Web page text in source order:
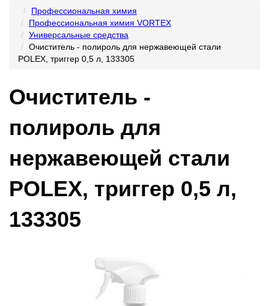
Профессиональная химия
Профессиональная химия VORTEX
Универсальные средства
Очиститель - полироль для нержавеющей стали
POLEX, триггер 0,5 л, 133305
Очиститель -
полироль для
нержавеющей стали
POLEX, триггер 0,5 л,
133305